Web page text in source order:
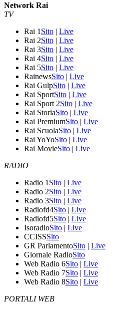
Network Rai
TV
Rai 1 Sito | Live
Rai 2Sito | Live
Rai 3Sito | Live
Rai 4Sito | Live
Rai 5Sito | Live
RainewsSito | Live
Rai GulpSito | Live
Rai SportSito | Live
Rai Sport 2Sito | Live
Rai StoriaSito | Live
Rai PremiumSito | Live
Rai ScuolaSito | Live
Rai YoYoSito | Live
Rai MovieSito | Live
RADIO
Radio 1 Sito | Live
Radio 2Sito | Live
Radio 3Sito | Live
Radiofd4Sito | Live
Radiofd5Sito | Live
IsoradioSito | Live
CCISSSito
GR ParlamentoSito | Live
Giornale RadioSito
Web Radio 6Sito | Live
Web Radio 7Sito | Live
Web Radio 8Sito | Live
PORTALI WEB